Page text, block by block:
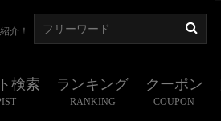
介！
検索 ランキング
RANKING
クーポン
COUPON